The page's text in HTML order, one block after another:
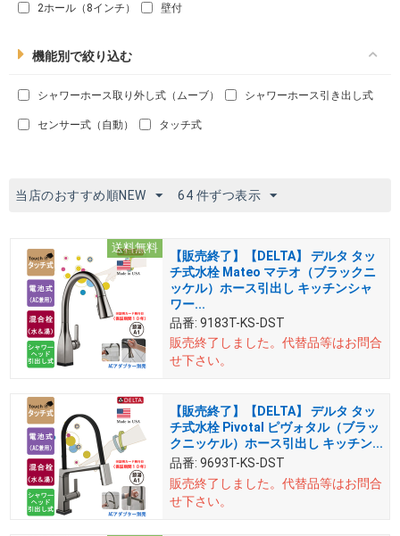
2ホール（8インチ） 壁付
機能別で絞り込む
シャワーホース取り外し式（ムーブ） シャワーホース引き出し式
センサー式（自動） タッチ式
当店のおすすめ順NEW 64 件ずつ表示
送料無料
【販売終了】【DELTA】 デルタ タッ
チ式水栓 Mateo マテオ（ブラックニ
ッケル）ホース引出し キッチンシャ
ワー...
品番: 9183T-KS-DST
販売終了しました。 代替品等はお問合
せ下さい。
【販売終了】【DELTA】 デルタ タッ
チ式水栓 Pivotal ピヴォタル（ブラッ
クニッケル）ホース引出し キッチン...
品番: 9693T-KS-DST
販売終了しました。 代替品等はお問合
せ下さい。